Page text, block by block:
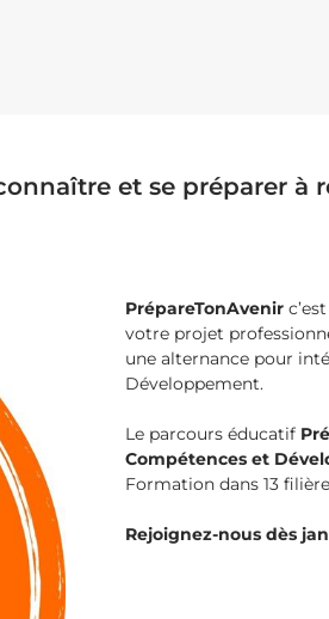
et se préparer à
PrépareTonAvenir c’est
votre projet
une alternance pour
Développement.
Le parcours éducatif
Compétences et
Formation dans 13
Rejoignez-nous dès